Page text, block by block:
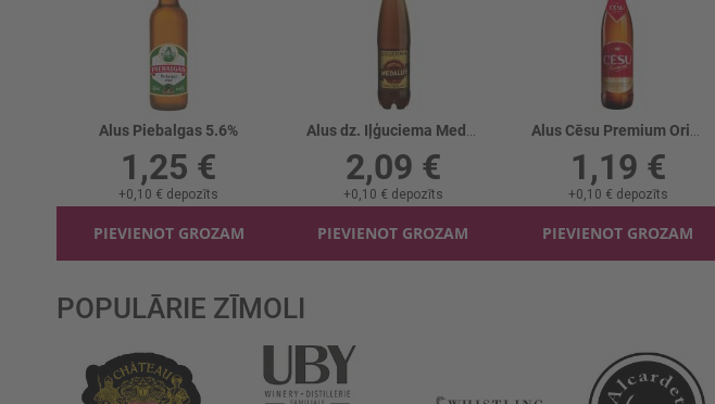
Alus Piebalgas 5.6%
1,25 €
+0,10 € depozīts
PIEVIENOT GROZAM
Alus dz. Iļģuciema Medalus Oriģinālais 5.5%
2,09 €
+0,10 € depozīts
PIEVIENOT GROZAM
Alus Cēsu Premium Original 5% stikls
1,19 €
+0,10 € depozīts
PIEVIENOT GROZAM
POPULĀRIE ZĪMOLI